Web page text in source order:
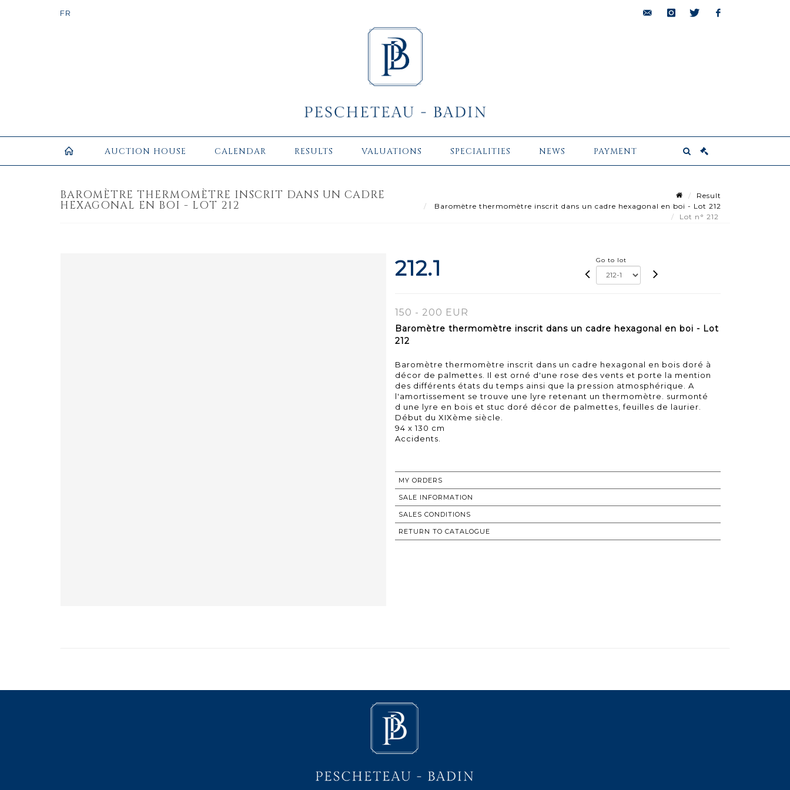
AUCTION HOUSE CALENDAR RESULTS VALUATIONS SPECIALITIES NEWS PAYMENT
BAROMÈTRE THERMOMÈTRE INSCRIT DANS UN CADRE
HEXAGONAL EN BOI - LOT 212
Result
Baromètre thermomètre inscrit dans un cadre hexagonal en boi - Lot 212
Lot n° 212
212.1 Go to lot
150 - 200 EUR
Baromètre thermomètre inscrit dans un cadre hexagonal en boi - Lot
212
Baromètre thermomètre inscrit dans un cadre hexagonal en bois doré à
décor de palmettes. Il est orné d'une rose des vents et porte la mention
des différents états du temps ainsi que la pression atmosphérique. A
l'amortissement se trouve une lyre retenant un thermomètre. surmonté
d une lyre en bois et stuc doré décor de palmettes, feuilles de laurier.
Début du XIXème siècle.
94 x 130 cm
Accidents.
MY ORDERS
SALE INFORMATION
SALES CONDITIONS
RETURN TO CATALOGUE